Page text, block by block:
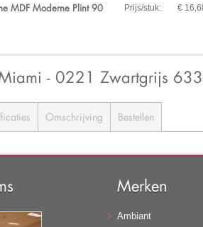
MDF Moderne Plint 90
Prijs/stuk: €
- 0221 Zwartgrijs
Omschrijving Bestellen
Merken
Ambiant